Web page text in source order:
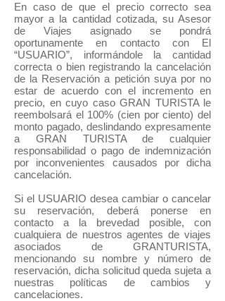
En caso de que el precio correcto sea
mayor a la cantidad cotizada, su Asesor
de Viajes asignado se pondrá
oportunamente en contacto con El
“USUARIO”, informándole la cantidad
correcta o bien registrando la cancelación
de la Reservación a petición suya por no
estar de acuerdo con el incremento en
precio, en cuyo caso GRAN TURISTA le
reembolsará el 100% (cien por ciento) del
monto pagado, deslindando expresamente
a GRAN TURISTA de cualquier
responsabilidad o pago de indemnización
por inconvenientes causados por dicha
cancelación.
Si el USUARIO desea cambiar o cancelar
su reservación, deberá ponerse en
contacto a la brevedad posible, con
cualquiera de nuestros agentes de viajes
asociados de GRANTURISTA,
mencionando su nombre y número de
reservación, dicha solicitud queda sujeta a
nuestras políticas de cambios y
cancelaciones.